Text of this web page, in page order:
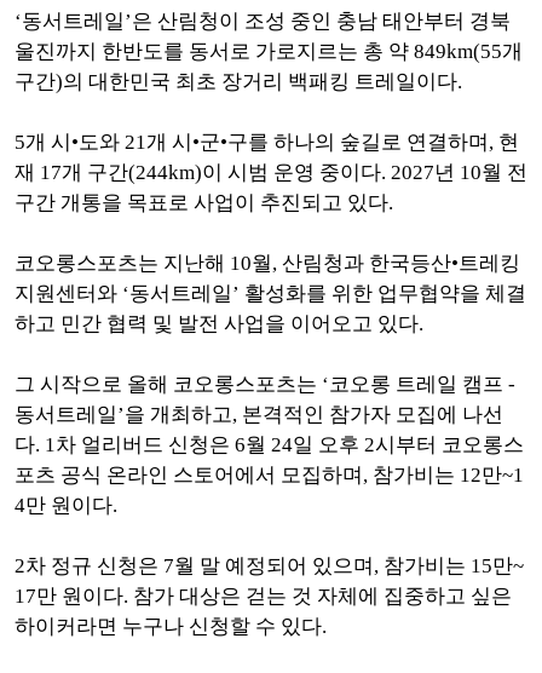
‘동서트레일’은 산림청이 조성 중인 충남 태안부터 경북
울진까지 한반도를 동서로 가로지르는 총 약 849km(55개
구간)의 대한민국 최초 장거리 백패킹 트레일이다.
5개 시•도와 21개 시•군•구를 하나의 숲길로 연결하며, 현
재 17개 구간(244km)이 시범 운영 중이다. 2027년 10월 전
구간 개통을 목표로 사업이 추진되고 있다.
코오롱스포츠는 지난해 10월, 산림청과 한국등산•트레킹
지원센터와 ‘동서트레일’ 활성화를 위한 업무협약을 체결
하고 민간 협력 및 발전 사업을 이어오고 있다.
그 시작으로 올해 코오롱스포츠는 ‘코오롱 트레일 캠프 -
동서트레일’을 개최하고, 본격적인 참가자 모집에 나선
다. 1차 얼리버드 신청은 6월 24일 오후 2시부터 코오롱스
포츠 공식 온라인 스토어에서 모집하며, 참가비는 12만~1
4만 원이다.
2차 정규 신청은 7월 말 예정되어 있으며, 참가비는 15만~
17만 원이다. 참가 대상은 걷는 것 자체에 집중하고 싶은
하이커라면 누구나 신청할 수 있다.